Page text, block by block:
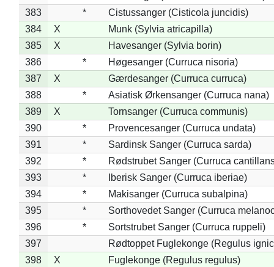
383
*
Cistussanger (Cisticola juncidis)
384
X
Munk (Sylvia atricapilla)
385
X
Havesanger (Sylvia borin)
386
*
Høgesanger (Curruca nisoria)
387
X
Gærdesanger (Curruca curruca)
388
*
Asiatisk Ørkensanger (Curruca nana)
389
X
Tornsanger (Curruca communis)
390
*
Provencesanger (Curruca undata)
391
*
Sardinsk Sanger (Curruca sarda)
392
*
Rødstrubet Sanger (Curruca
393
*
Iberisk Sanger (Curruca iberiae)
394
*
Makisanger (Curruca subalpina)
395
*
Sorthovedet Sanger (Curruca
396
*
Sortstrubet Sanger (Curruca ruppeli)
397
Rødtoppet Fuglekonge (Regulus
398
X
Fuglekonge (Regulus regulus)